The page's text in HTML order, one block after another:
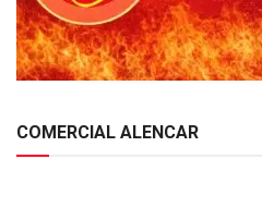
COMERCIAL ALENCAR